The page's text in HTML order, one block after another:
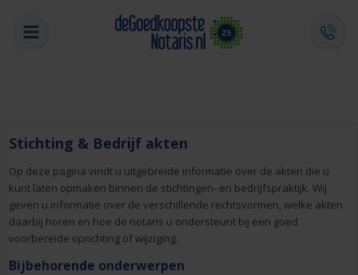
Stichting & Bedrijf akten
Op deze pagina vindt u uitgebreide informatie over de akten die u
kunt laten opmaken binnen de stichtingen- en bedrijfspraktijk. Wij
geven u informatie over de verschillende rechtsvormen, welke akten
daarbij horen en hoe de notaris u ondersteunt bij een goed
voorbereide oprichting of wijziging.
Bijbehorende onderwerpen